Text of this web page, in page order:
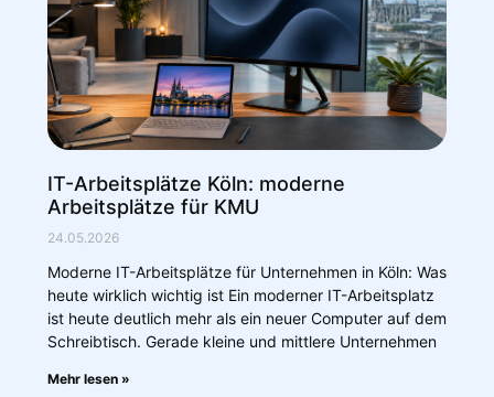
IT-Arbeitsplätze Köln: moderne
Arbeitsplätze für KMU
24.05.2026
Moderne IT-Arbeitsplätze für Unternehmen in Köln: Was
heute wirklich wichtig ist Ein moderner IT-Arbeitsplatz
ist heute deutlich mehr als ein neuer Computer auf dem
Schreibtisch. Gerade kleine und mittlere Unternehmen
Mehr lesen »